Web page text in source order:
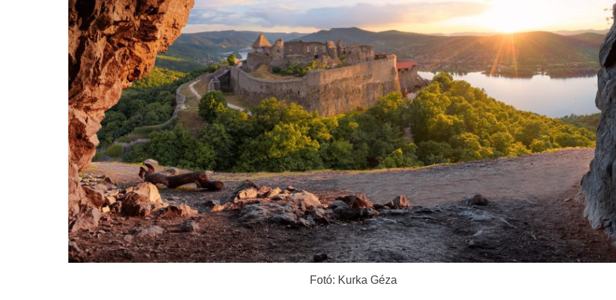
Fotó: Kurka Géza